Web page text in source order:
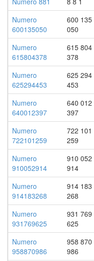
Numero
600135050
600 135
050
Numero
615804378
615 804
378
Numero
625294453
625 294
453
Numero
640012397
640 012
397
Numero
722101259
722 101
259
Numero
910052914
910 052
914
Numero
914183268
914 183
268
Numero
931769625
931 769
625
Numero
958870986
958 870
986